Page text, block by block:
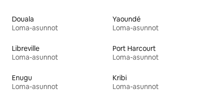
Douala
Loma-asunnot
Yaoundé
Loma-asunnot
Libreville
Loma-asunnot
Port Harcourt
Loma-asunnot
Enugu
Loma-asunnot
Kribi
Loma-asunnot